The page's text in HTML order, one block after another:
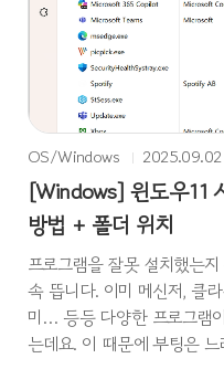
OS/Windows 2025.09.02
[Windows] 윈도우11
방법 + 폴더 위치
프로그램을 잘못 설치했는
속 뜹니다. 이미 메신저, 클
미… 등등 다양한 프로그램
는데요. 이 때문에 부팅은